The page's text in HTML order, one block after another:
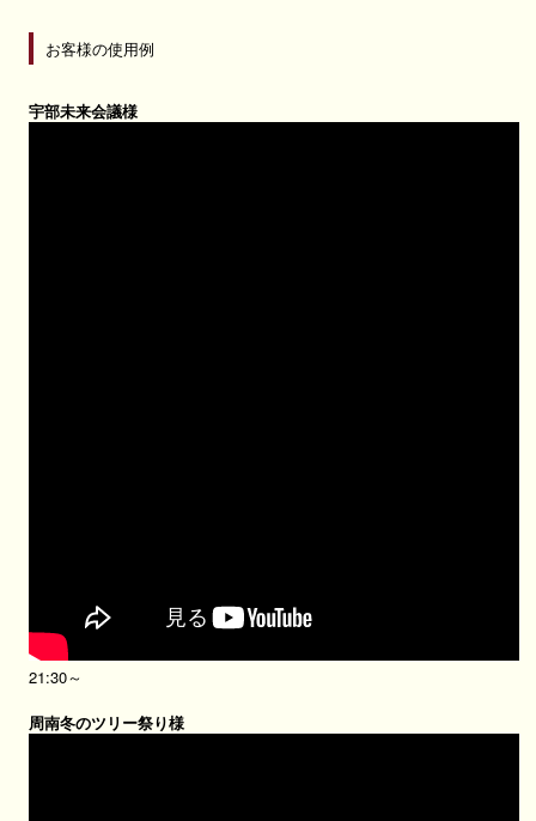
お客様の使用例
宇部未来会議様
21:30～
周南冬のツリー祭り様